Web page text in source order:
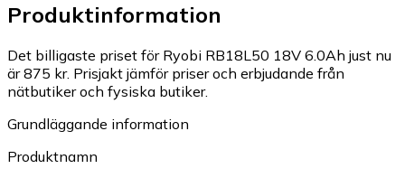
Produktinformation
Det billigaste priset för Ryobi RB18L50 18V 6.0Ah just nu
är 875 kr. Prisjakt jämför priser och erbjudande från
nätbutiker och fysiska butiker.
Grundläggande information
Produktnamn